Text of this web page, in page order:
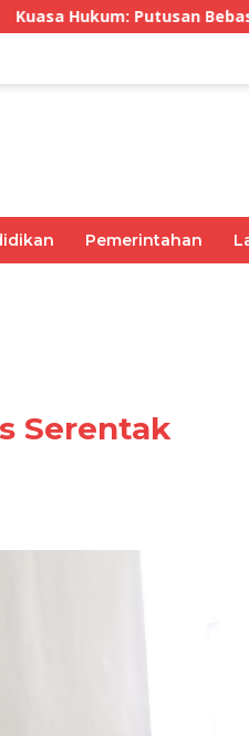
Bebas Tiga Terdakwa
Pemerintahan
Serentak